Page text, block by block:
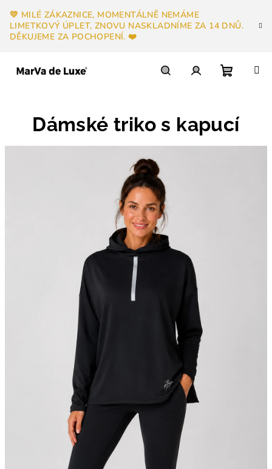
obsah
💛 MILÉ ZÁKAZNICE, MOMENTÁLNĚ NEMÁME
LIMETKOVÝ ÚPLET, ZNOVU NASKLADNÍME ZA 14 DNŮ.
DĚKUJEME ZA POCHOPENÍ. ❤️
košík
Dámské triko s kapucí